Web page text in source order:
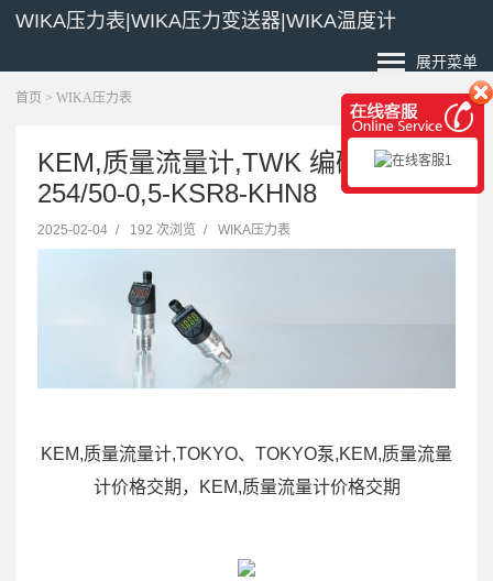
WIKA压力表|WIKA压力变送器|WIKA温度计
展开菜单
首页 > WIKA压力表
KEM,质量流量计,TWK 编码器 IW
254/50-0,5-KSR8-KHN8
2025-02-04 / 192 次浏览 / WIKA压力表
KEM,质量流量计,TOKYO、TOKYO泵,KEM,质量流量
计价格交期，KEM,质量流量计价格交期